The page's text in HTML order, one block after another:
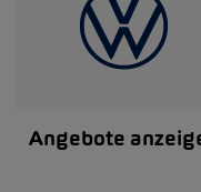
Angebote